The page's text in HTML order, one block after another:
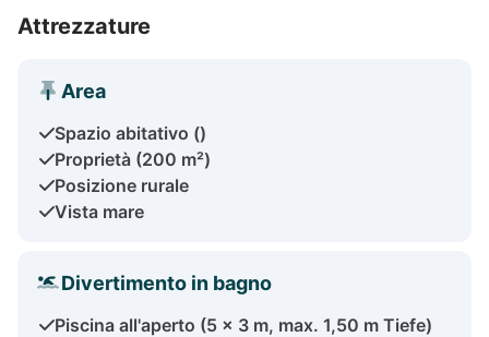
Attrezzature
Area
Spazio abitativo ()
Proprietà (200 m²)
Posizione rurale
Vista mare
Divertimento in bagno
Piscina all'aperto (5 x 3 m, max. 1,50 m Tiefe)